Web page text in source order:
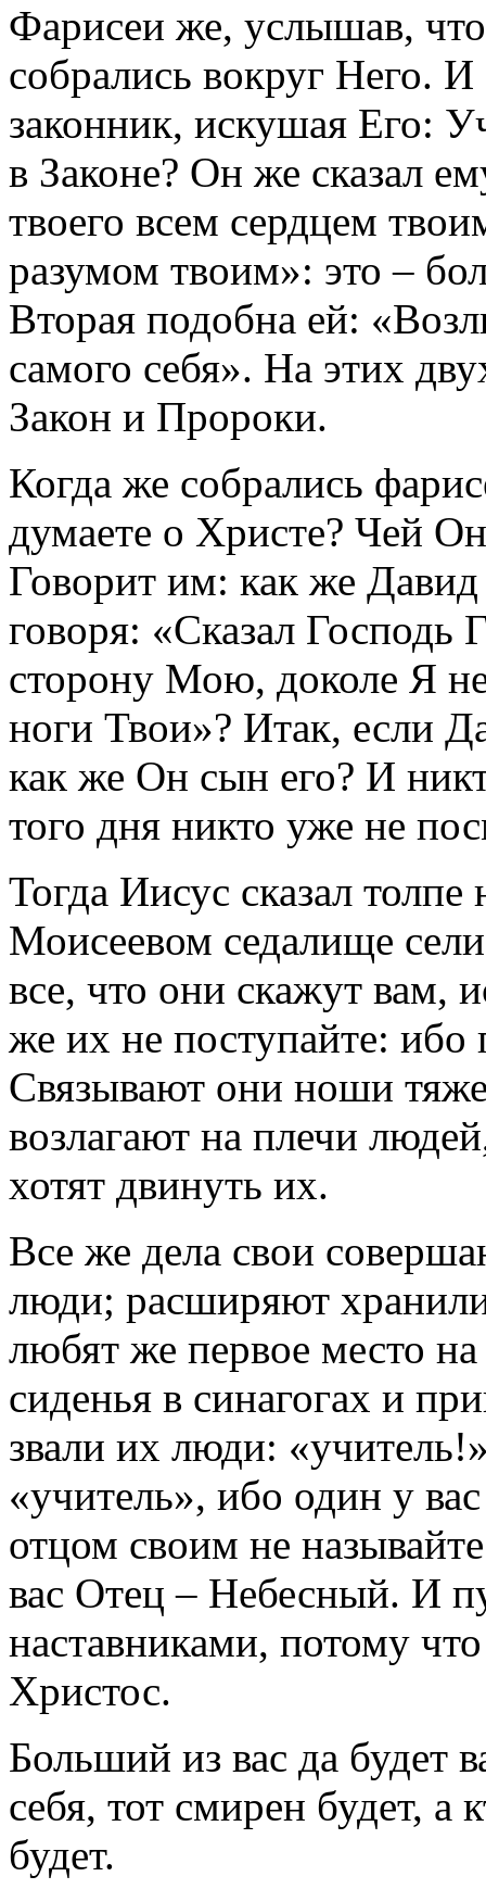
Фарисеи же, услышав,
собрались вокруг Него.
законник, искушая Его:
в Законе? Он же сказал
твоего всем сердцем
разумом твоим»: это –
Вторая подобна ей:
самого себя». На этих
Закон и Пророки.
Когда же собрались
думаете о Христе? Чей
Говорит им: как же
говоря: «Сказал
сторону Мою, доколе Я
ноги Твои»? Итак, если
как же Он сын его? И
того дня никто уже не
Тогда Иисус сказал
Моисеевом седалище
все, что они скажут вам,
же их не поступайте: ибо
Связывают они ноши
возлагают на плечи
хотят двинуть их.
Все же дела свои
люди; расширяют
любят же первое место
сиденья в синагогах и
звали их люди:
«учитель», ибо один у
отцом своим не
вас Отец – Небесный. И
наставниками, потому
Христос.
Больший из вас да будет
себя, тот смирен будет, а
будет.